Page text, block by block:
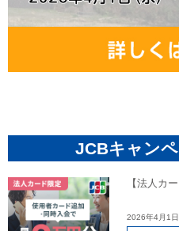
JCBキャン
【法人カ
2026年4月1